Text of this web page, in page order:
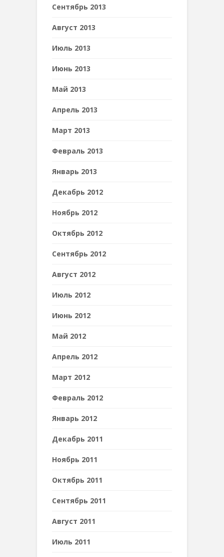
Сентябрь 2013
Август 2013
Июль 2013
Июнь 2013
Май 2013
Апрель 2013
Март 2013
Февраль 2013
Январь 2013
Декабрь 2012
Ноябрь 2012
Октябрь 2012
Сентябрь 2012
Август 2012
Июль 2012
Июнь 2012
Май 2012
Апрель 2012
Март 2012
Февраль 2012
Январь 2012
Декабрь 2011
Ноябрь 2011
Октябрь 2011
Сентябрь 2011
Август 2011
Июль 2011